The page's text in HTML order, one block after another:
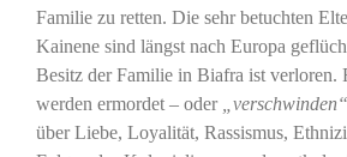
Familie zu retten. Die sehr betuchten
Kainene sind längst nach Europa
Besitz der Familie in Biafra ist verloren.
werden ermordet – oder
„verschwinden“
über Liebe, Loyalität, Rassismus,